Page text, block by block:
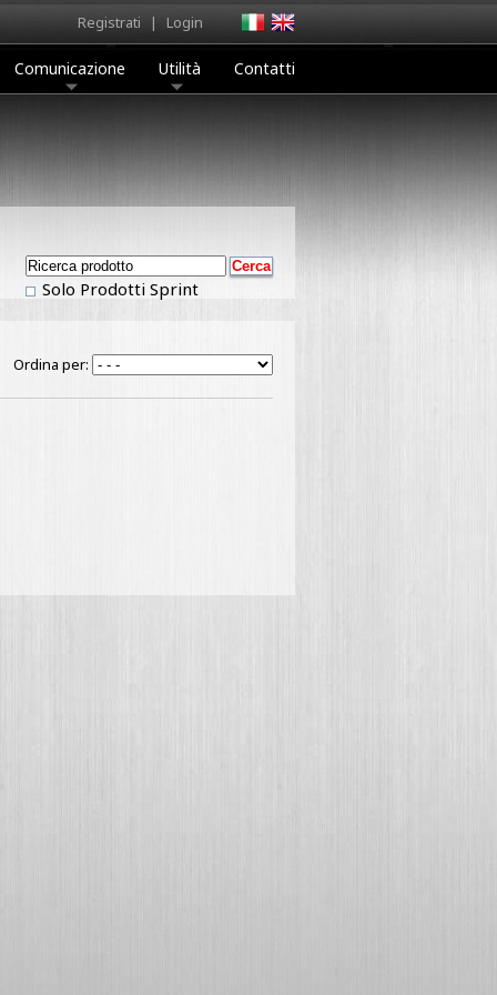
Registrati | Login
Comunicazione Utilità Contatti
Solo Prodotti Sprint
Ordina per: